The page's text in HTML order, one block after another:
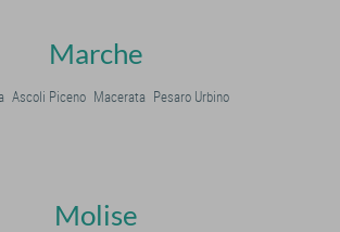
Marche
Ascoli Piceno Macerata Pesaro Urbino
Molise